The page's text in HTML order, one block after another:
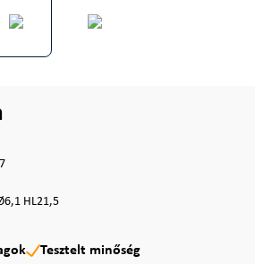
HL21,5
Tesztelt minőség